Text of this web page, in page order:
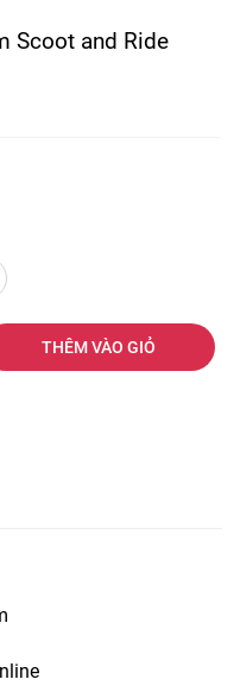
Scoot and Ride
THÊM VÀO GIỎ